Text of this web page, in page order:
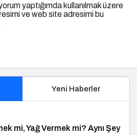
yaptığımda kullanılmak üzere
ve web site adresimi bu
Yeni Haberler
mi, Yağ Vermek mi? Aynı Şey